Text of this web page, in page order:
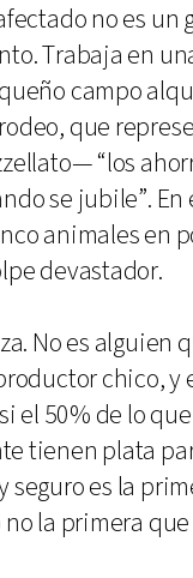
no es un
Trabaja en
campo
que
“los
se jubile”. En
animales en
devastador.
No es alguien
chico, y
el 50% de lo
tienen plata
seguro es la
la primera